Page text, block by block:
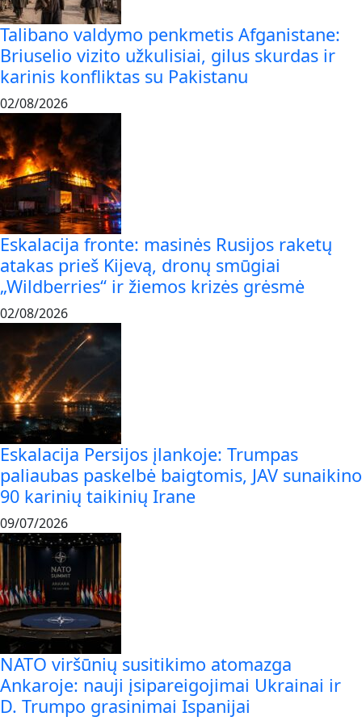
Talibano valdymo penkmetis Afganistane:
Briuselio vizito užkulisiai, gilus skurdas ir
karinis konfliktas su Pakistanu
02/08/2026
Eskalacija fronte: masinės Rusijos raketų
atakas prieš Kijevą, dronų smūgiai
„Wildberries“ ir žiemos krizės grėsmė
02/08/2026
Eskalacija Persijos įlankoje: Trumpas
paliaubas paskelbė baigtomis, JAV sunaikino
90 karinių taikinių Irane
09/07/2026
NATO viršūnių susitikimo atomazga
Ankaroje: nauji įsipareigojimai Ukrainai ir
D. Trumpo grasinimai Ispanijai